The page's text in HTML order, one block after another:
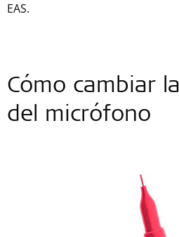
EAS.
Cómo cambiar
del micrófono